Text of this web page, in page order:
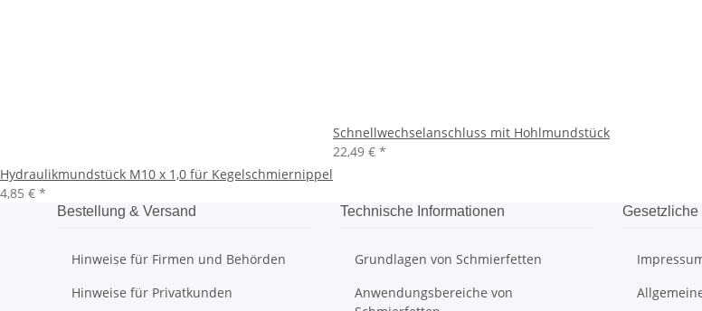
Hydraulikmundstück M10 x 1,0 für Kegelschmiernippel
4,85 € *
Schnellwechselanschluss mit Hohlmundstück
22,49 € *
Bestellung & Versand
Hinweise für Firmen und Behörden
Hinweise für Privatkunden
Technische Informationen
Grundlagen von Schmierfetten
Anwendungsbereiche von
Gesetzliche